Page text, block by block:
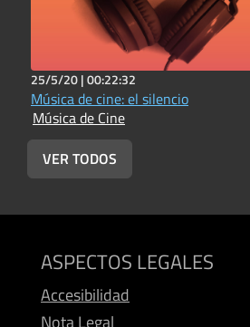
25/5/20 |00:22:32
Música de cine: el silencio
Música de Cine
VER TODOS
ASPECTOS LEGALES
Accesibilidad